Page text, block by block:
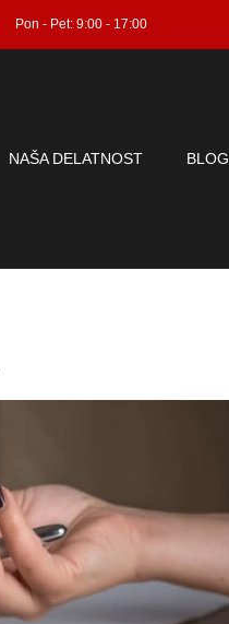
Pon - Pet: 9:00 - 17:00
NAŠA DELATNOST BLOG